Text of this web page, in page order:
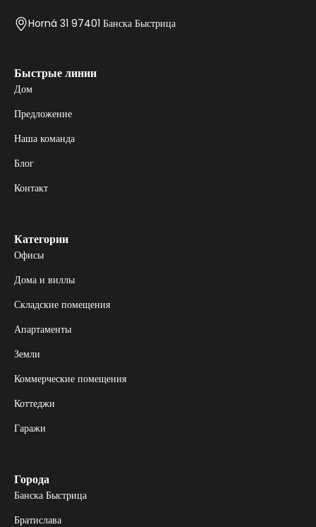
Horná 31 97401 Банска Быстрица
Быстрые линии
Дом
Предложение
Наша команда
Блог
Контакт
Категории
Офисы
Дома и виллы
Складские помещения
Апартаменты
Земли
Коммерческие помещения
Коттеджи
Гаражи
Города
Банска Быстрица
Братислава